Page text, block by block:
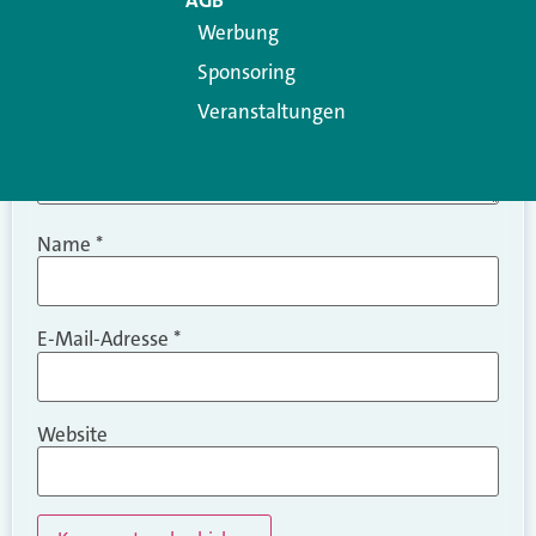
Name *
E-Mail-Adresse *
Website
Werbung
Sponsoring
Veranstaltungen